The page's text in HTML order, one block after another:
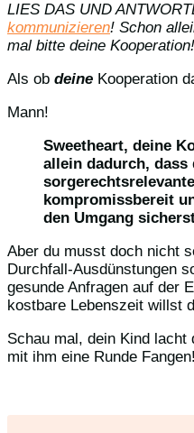
LIES DAS UND
kommunizieren! Schon
mal bitte deine Kooperation!
Als ob deine Kooperation
Mann!
Sweetheart, deine
allein dadurch, dass
kompromissbereit
den Umgang
Aber du musst doch nicht
Durchfall-Ausdünstungen
gesunde Anfragen auf der
kostbare Lebenszeit willst
Schau mal, dein Kind
mit ihm eine Runde Fangen!